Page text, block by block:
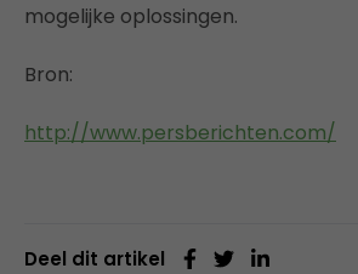
mogelijke oplossingen.
Bron:
http://www.persberichten.com/
Deel dit artikel